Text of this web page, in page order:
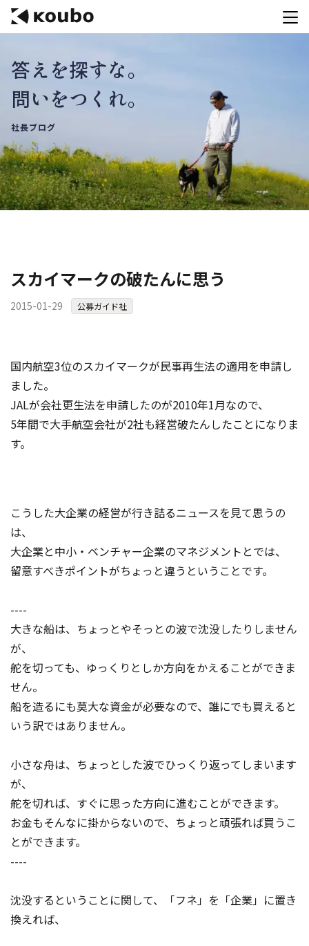
サービス
会社案内
実績紹介
採用情報
資料ダウンロード
事務局アウトソーシング
マーケットデータト情報を「Koubo」に無料で
紹介させていただきます
掲載内容のご確認はこちら
答えを探すな。
問いをつくれ。
社長ブログ
スカイマークの破たんに思う
2015-01-29 公募ガイド社
国内航空3位のスカイマークが民事再生法の適用を申請し
ました。
JALが会社更生法を申請したのが2010年1月なので、
5年間で大手航空会社が2社も経営破たんしたことになりま
す。
こうした大企業の経営が行き詰るニュースを見て思うの
は、
大企業と中小・ベンチャー企業のマネジメントとでは、
留意すべきポイントがちょっと違うということです。
----
大きな船は、ちょっとやそっとの波で沈没したりしません
が、
舵を切っても、ゆっくりとしか方向をかえることができま
せん。
船を造るにも莫大な資金が必要なので、誰にでも買えると
いう訳ではありません。
小さな舟は、ちょっとした波でひっくり返ってしまいます
が、
舵を切れば、すぐに思った方向に進むことができます。
お金もそんなに掛からないので、ちょっと頑張れば買うこ
とができます。
----
沈没するということに関して、「フネ」を「企業」に置き
換えれば、